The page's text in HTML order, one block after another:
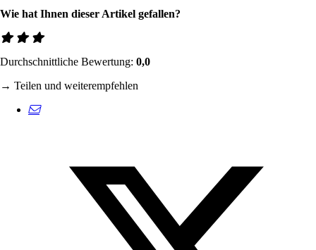
Wie hat Ihnen dieser Artikel gefallen?
Durchschnittliche Bewertung: 0,0
→ Teilen und weiterempfehlen